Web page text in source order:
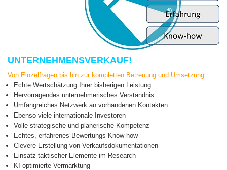
UNTERNEHMENSVERKAUF!
Von Einzelfragen bis hin zur kompletten Betreuung und Umsetzung:
Echte Wertschätzung Ihrer bisherigen Leistung
Hervorragendes unternehmerisches Verständnis
Umfangreiches Netzwerk an vorhandenen Kontakten
Ebenso viele internationale Investoren
Volle strategische und planerische Kompetenz
Echtes, erfahrenes Bewertungs-Know-how
Clevere Erstellung von Verkaufsdokumentationen
Einsatz taktischer Elemente im Research
KI-optimierte Vermarktung